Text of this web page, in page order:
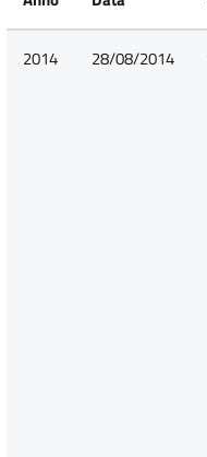
2014 28/08/2014